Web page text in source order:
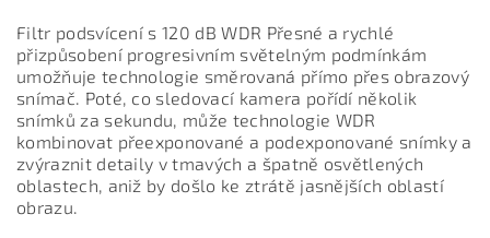
Filtr podsvícení s 120 dB WDR Přesné a rychlé
přizpůsobení progresivním světelným podmínkám
umožňuje technologie směrovaná přímo přes obrazový
snímač. Poté, co sledovací kamera pořídí několik
snímků za sekundu, může technologie WDR
kombinovat přeexponované a podexponované snímky a
zvýraznit detaily v tmavých a špatně osvětlených
oblastech, aniž by došlo ke ztrátě jasnějších oblastí
obrazu.